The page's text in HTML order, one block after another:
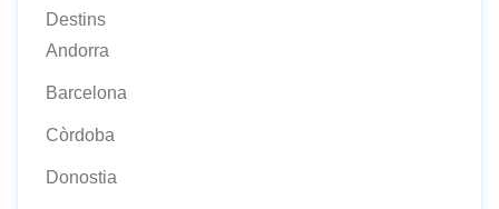
Destins
Andorra
Barcelona
Còrdoba
Donostia